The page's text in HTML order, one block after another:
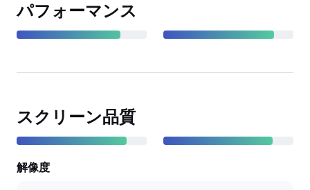
パフォーマンス
スクリーン品質
解像度